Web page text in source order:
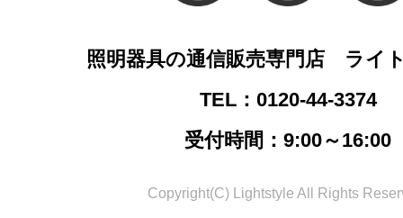
照明器具の通信販売専門店 ライ
TEL：0120-44-3374
受付時間：9:00～16:00
Copyright(C) Lightstyle All Rights